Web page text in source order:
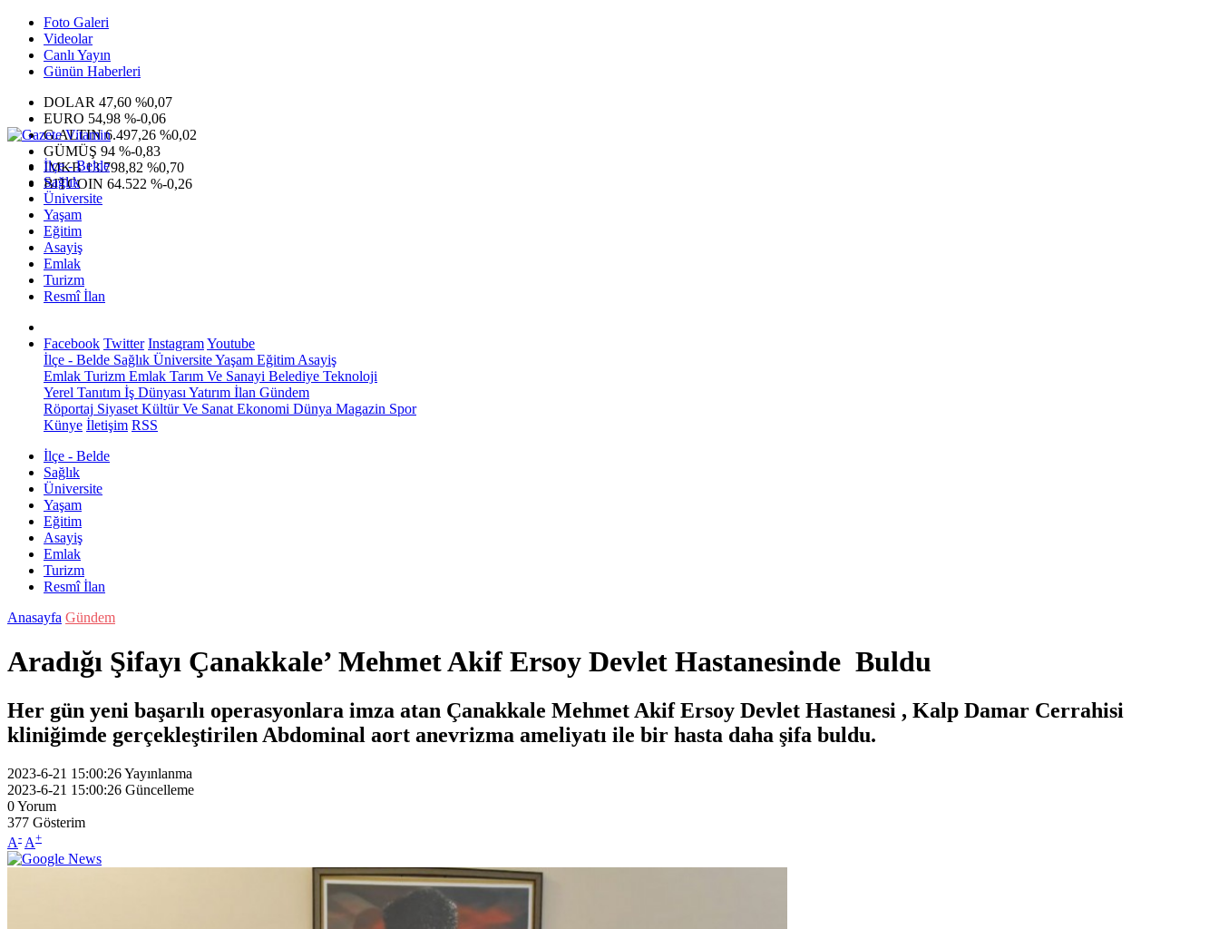
Foto Galeri
Videolar
Canlı Yayın
Günün Haberleri
DOLAR 47,60 %0,07
EURO 54,98 %-0,06
G.ALTIN6.497,26 %0,02
GÜMÜŞ 94 %-0,83
IMKB13.798,82 %0,70
BITCOIN 64.522 %-0,26
İlçe - Belde
Sağlık
Üniversite
Yaşam
Eğitim
Asayiş
Emlak
Turizm
Resmî İlan
Facebook Twitter InstagramYoutube
İlçe - Belde Sağlık ÜniversiteYaşam Eğitim Asayiş
Emlak Turizm Emlak Tarım Ve Sanayi Belediye Teknoloji
Yerel Tanıtım İş Dünyası Yatırım İlan Gündem
Röportaj Siyaset Kültür Ve Sanat Ekonomi Dünya Magazin Spor
Künye İletişim RSS
İlçe - Belde
Sağlık
Üniversite
Yaşam
Eğitim
Asayiş
Emlak
Turizm
Resmî İlan
Anasayfa Gündem
Aradığı Şifayı Çanakkale’ Mehmet Akif Ersoy Devlet Hastanesinde Buldu
Her gün yeni başarılı operasyonlara imza atan Çanakkale Mehmet Akif Ersoy Devlet Hastanesi , Kalp Damar Cerrahisi
kliniğimde gerçekleştirilen Abdominal aort anevrizma ameliyatı ile bir hasta daha şifa buldu.
2023-6-21 15:00:26Yayınlanma
2023-6-21 15:00:26 Güncelleme
0Yorum
377 Gösterim
A- A+